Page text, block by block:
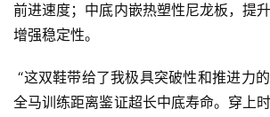
前进速度；中底内嵌热塑性尼龙板，提
增强稳定性。
“这双鞋带给了我极具突破性和推进力
全马训练距离鉴证超长中底寿命。穿上